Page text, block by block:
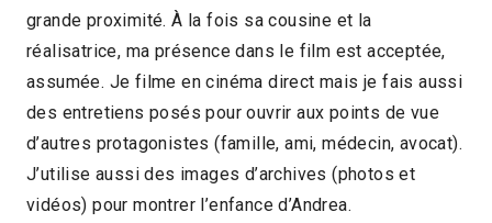
grande proximité. À la fois sa cousine et la
réalisatrice, ma présence dans le film est acceptée,
assumée. Je filme en cinéma direct mais je fais aussi
des entretiens posés pour ouvrir aux points de vue
d’autres protagonistes (famille, ami, médecin, avocat).
J’utilise aussi des images d’archives (photos et
vidéos) pour montrer l’enfance d’Andrea.